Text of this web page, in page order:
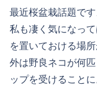
最近桜盆栽話題です
私も凄く気になっ
を置いておける場所
外は野良ネコが何
ップを受けることに